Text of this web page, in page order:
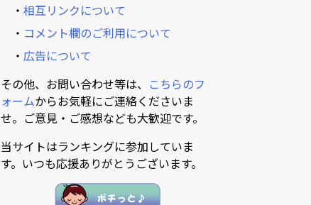
・ 相互リンクについて
・ コメント欄のご利用について
・ 広告について
その他、お問い合わせ等は、 こちらのフ
ォームからお気軽にご連絡くださいま
せ。ご意見・ご感想なども大歓迎です。
当サイトはランキングに参加していま
す。いつも応援ありがとうございます。